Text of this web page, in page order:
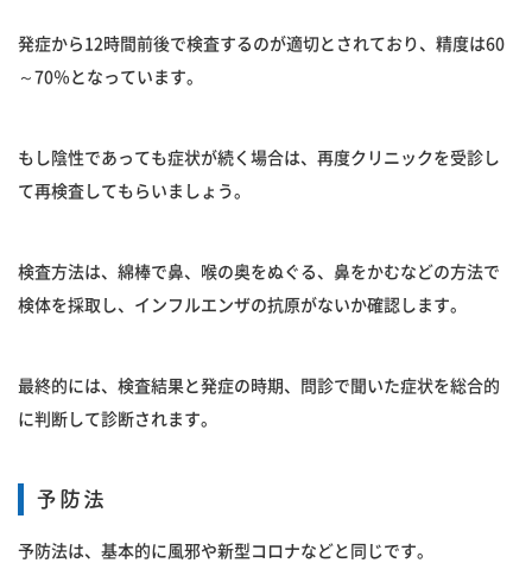
発症から12時間前後で検査するのが適切とされており、精度は60
～70％となっています。
もし陰性であっても症状が続く場合は、再度クリニックを受診し
て再検査してもらいましょう。
検査方法は、綿棒で鼻、喉の奥をぬぐる、鼻をかむなどの方法で
検体を採取し、インフルエンザの抗原がないか確認します。
最終的には、検査結果と発症の時期、問診で聞いた症状を総合的
に判断して診断されます。
予防法
予防法は、基本的に風邪や新型コロナなどと同じです。